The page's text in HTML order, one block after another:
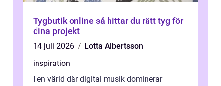
Tygbutik online så hittar du rätt tyg för
dina projekt
14 juli 2026
Lotta Albertsson
inspiration
I en värld där digital musik dominerar